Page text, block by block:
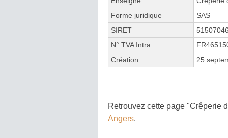
Forme juridique
SAS
SIRET
N° TVA Intra.
Création
25
Retrouvez cette page "Crêperie
Angers.